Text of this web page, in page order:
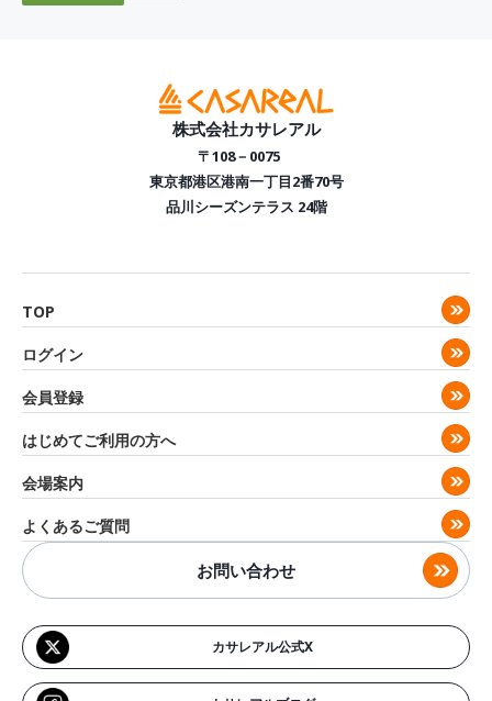
株式会社カサレアル
〒108－0075
東京都港区港南一丁目2番70号
品川シーズンテラス 24階
TOP
ログイン
会員登録
はじめてご利用の方へ
会場案内
よくあるご質問
お問い合わせ
カサレアル公式X